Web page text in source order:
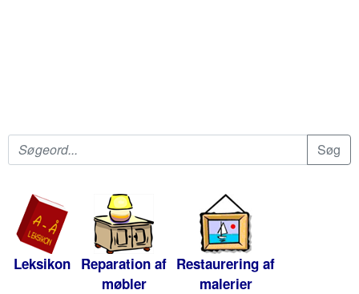
Leksikon Reparation af
møbler
Restaurering af
malerier